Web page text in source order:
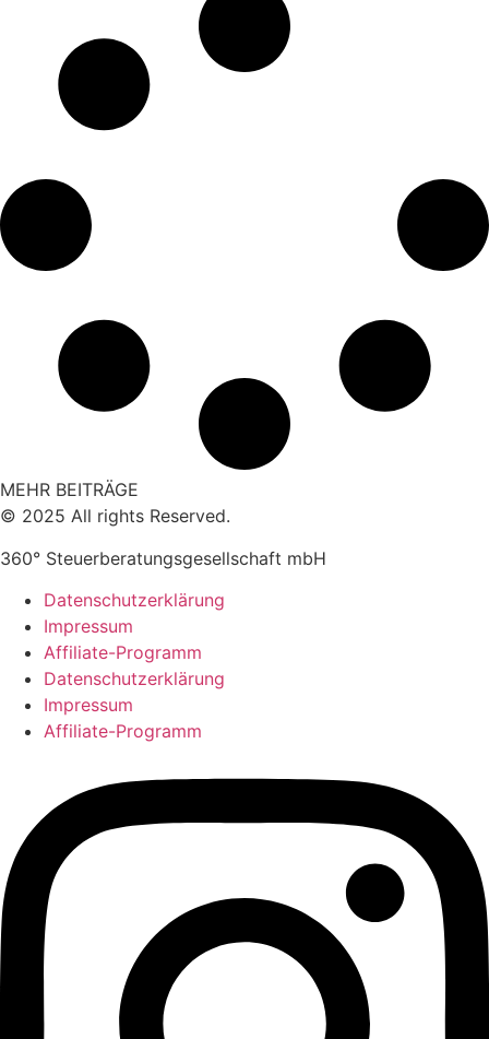
MEHR BEITRÄGE
© 2025 All rights Reserved.
360° Steuerberatungsgesellschaft mbH
Datenschutzerklärung
Impressum
Affiliate-Programm
Datenschutzerklärung
Impressum
Affiliate-Programm